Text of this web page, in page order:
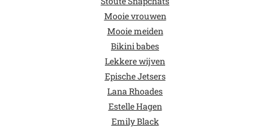
Mooie vrouwen
Mooie meiden
Bikini babes
Lekkere wijven
Epische Jetsers
Lana Rhoades
Estelle Hagen
Emily Black